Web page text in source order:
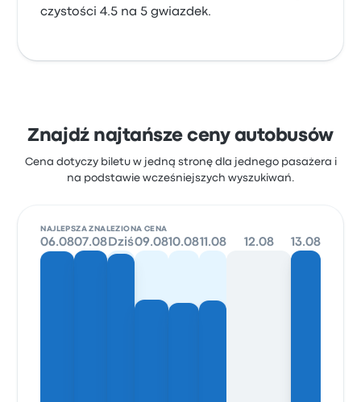
czystości 4.5 na 5 gwiazdek.
Znajdź najtańsze ceny autobusów
Cena dotyczy biletu w jedną stronę dla jednego pasażera i
na podstawie wcześniejszych wyszukiwań.
NAJLEPSZA ZNALEZIONA CENA
06.0807.08 Dziś09.0810.0811.08 12.08 13.08